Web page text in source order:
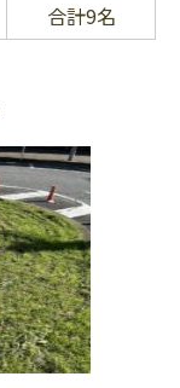
合計9名